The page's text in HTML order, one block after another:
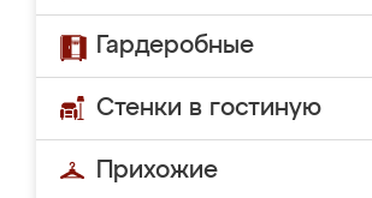
Гардеробные
Стенки в гостиную
Прихожие